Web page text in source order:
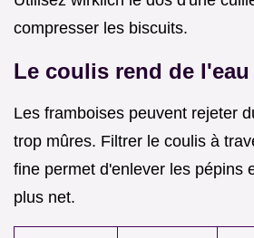
compresser les biscuits.
Le coulis rend de l'eau
Les framboises peuvent rejeter
trop mûres. Filtrer le coulis à
fine permet d'enlever les pépins
plus net.